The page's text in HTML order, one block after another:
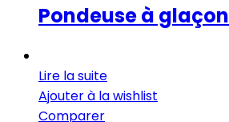
Pondeuse à glaçon
Lire la suite
Ajouter à la wishlist
Comparer